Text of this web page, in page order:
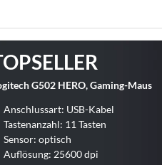
G502 HERO, Gaming-Maus
Anschlussart: USB-Kabel
Tastenanzahl: 11 Tasten
Sensor: optisch
Auflösung: 25600 dpi